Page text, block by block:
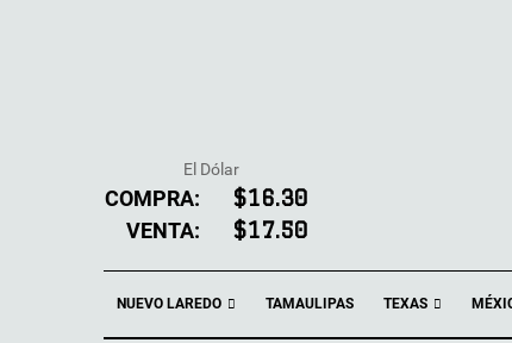
El Dólar
COMPRA: $16.30
VENTA: $17.50
NUEVO LAREDO TAMAULIPAS TEXAS